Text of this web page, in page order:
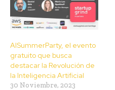
AISummerParty, el evento
gratuito que busca
destacar la Revolución de
la Inteligencia Artificial
30 Noviembre, 2023